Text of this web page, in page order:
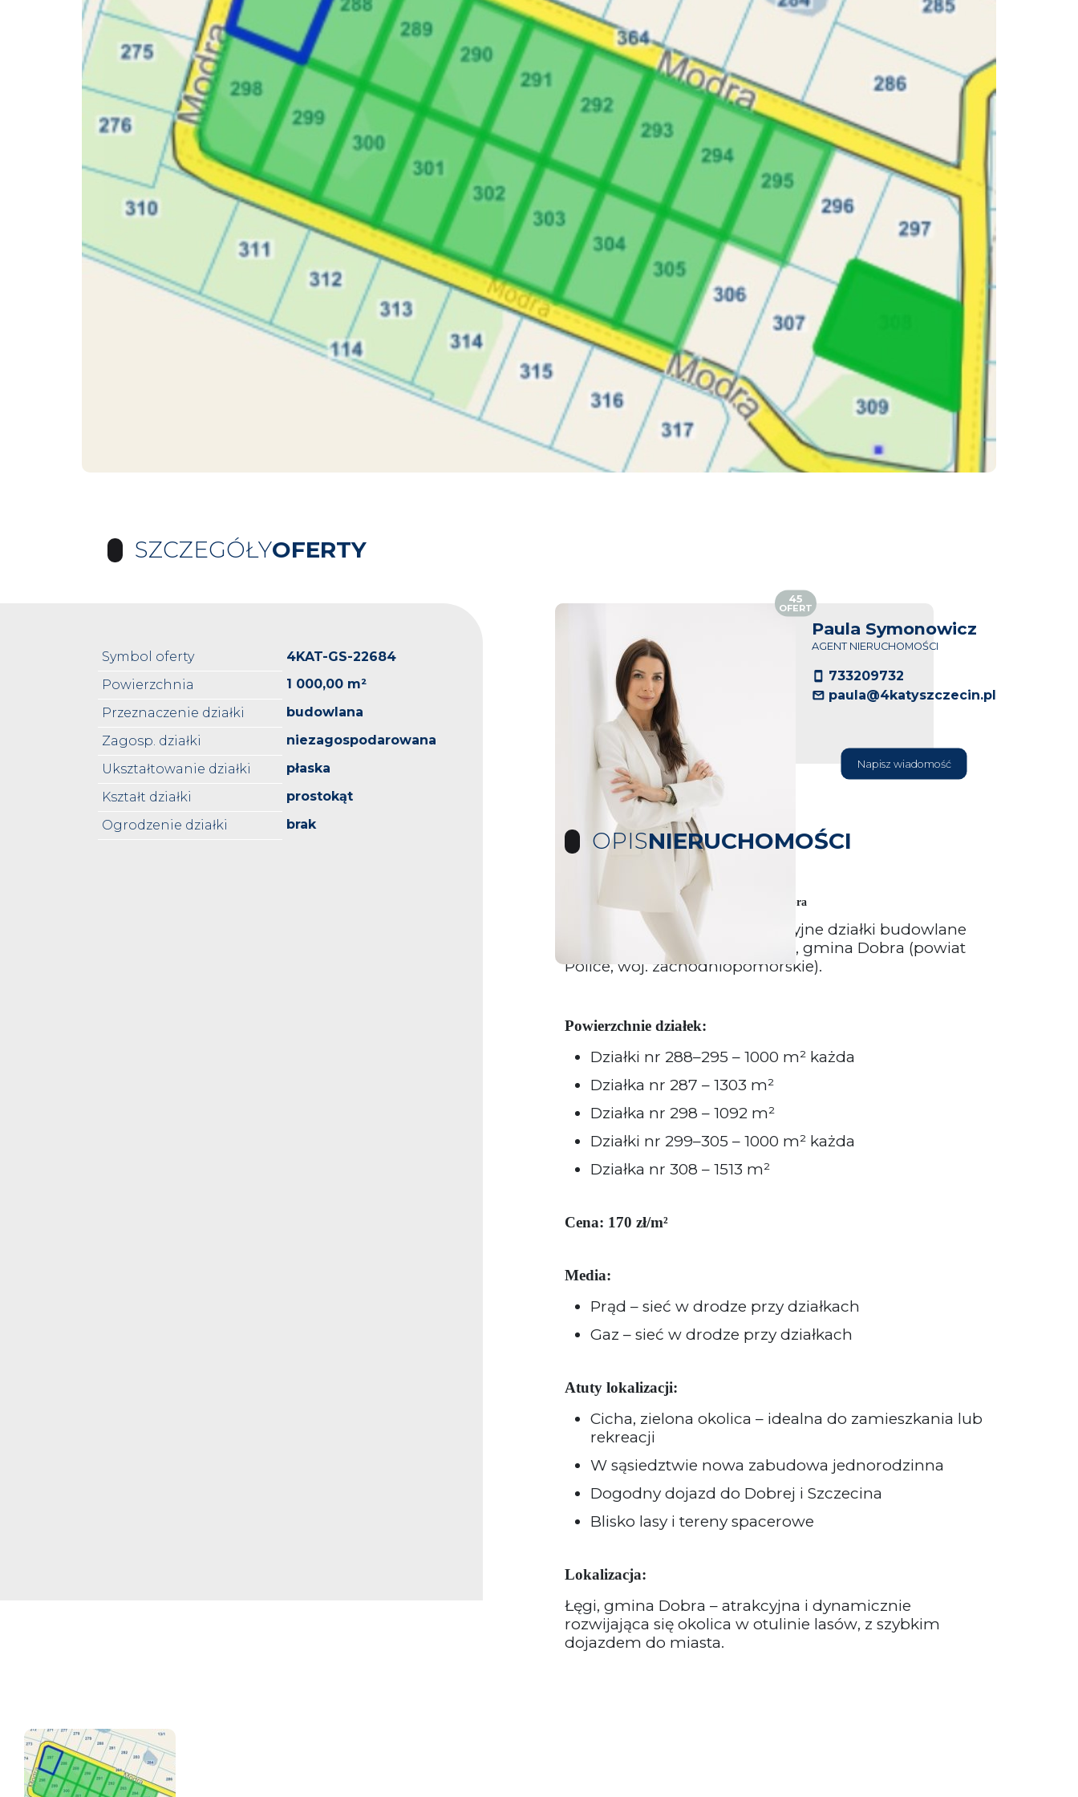
SZCZEGÓŁYOFERTY
Symbol oferty
4KAT-GS-22684
Powierzchnia
1 000,00 m²
Przeznaczenie działki
budowlana
Zagosp. działki
niezagospodarowana
Ukształtowanie działki
płaska
Kształt działki
prostokąt
Ogrodzenie działki
brak
Paula Symonowicz
AGENT NIERUCHOMOŚCI
733209732
paula@4katyszczecin.pl
Napisz wiadomość
45
OFERT
OPISNIERUCHOMOŚCI
Na sprzedaż działki budowlane – Ł ęgi, gm. Dobra
Oferujemy na sprzedaż atrakcyjne działki budowlane
położone w miejscowości Łęgi, gmina Dobra (powiat
Police, woj. zachodniopomorskie).
Powierzchnie działek:
Działki nr 288–295 – 1000 m² każda
Działka nr 287 – 1303 m²
Działka nr 298 – 1092 m²
Działki nr 299–305 – 1000 m² każda
Działka nr 308 – 1513 m²
Cena: 170 zł/m²
Media:
Prąd – sieć w drodze przy działkach
Gaz – sieć w drodze przy działkach
Atuty lokalizacji:
Cicha, zielona okolica – idealna do zamieszkania lub
rekreacji
W sąsiedztwie nowa zabudowa jednorodzinna
Dogodny dojazd do Dobrej i Szczecina
Blisko lasy i tereny spacerowe
Lokalizacja:
Łęgi, gmina Dobra – atrakcyjna i dynamicznie
rozwijająca się okolica w otulinie lasów, z szybkim
dojazdem do miasta.